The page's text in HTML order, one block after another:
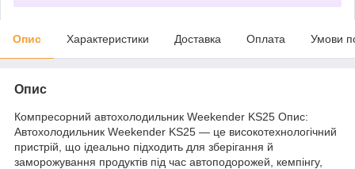
Опис Характеристики Доставка Оплата Умови
Опис
Компресорний автохолодильник Weekender KS25 Опис:
Автохолодильник Weekender KS25 — це високотехнологічний
пристрій, що ідеально підходить для зберігання й
заморожування продуктів під час автоподорожей, кемпінгу,